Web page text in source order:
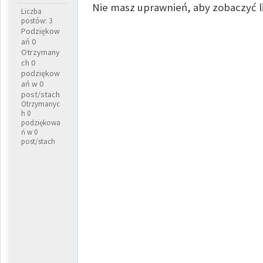
Liczba
postów: 3
Podziękow
ań 0
Otrzymany
ch 0
podziękow
ań w 0
post/stach
Otrzymanyc
h 0
podziękowa
ń w 0
post/stach
Nie masz uprawnień, aby zobaczyć